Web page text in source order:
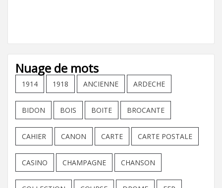
Nuage de mots
1914 1918 ANCIENNE ARDECHE
BIDON BOIS BOITE BROCANTE
CAHIER CANON CARTE CARTE POSTALE
CASINO CHAMPAGNE CHANSON